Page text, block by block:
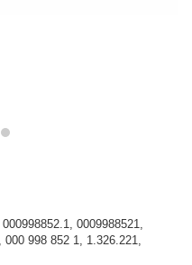
0009988521,
000 998 852 1, 1.326.221,